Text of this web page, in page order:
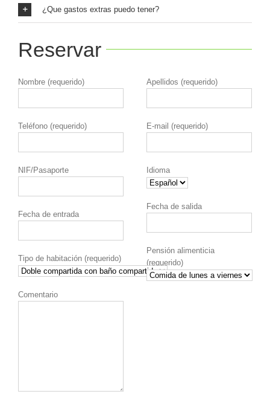
¿Que gastos extras puedo tener?
Reservar
Nombre (requerido)
Teléfono (requerido)
NIF/Pasaporte
Fecha de entrada
Tipo de habitación (requerido)
Comentario
Apellidos (requerido)
E-mail (requerido)
Idioma
Fecha de salida
Pensión alimenticia
(requerido)